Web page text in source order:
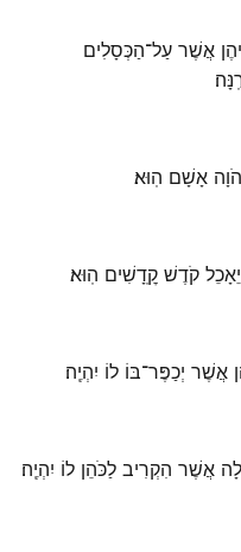
אֲשֶׁר עַל־הַכְּסָלִים
אָשָׁם הֽוּא׃
קֹדֶשׁ קׇֽדָשִׁים הֽוּא׃
יְכַפֶּר־בּוֹ לוֹ יִהְיֶֽה׃
אֲשֶׁר הִקְרִיב לַכֹּהֵן לוֹ יִהְיֶֽה׃